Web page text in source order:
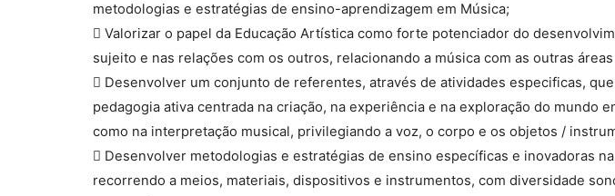
metodologias e estratégias de ensino-aprendizagem em Música;
 Valorizar o papel da Educação Artística como forte potenciador do
sujeito e nas relações com os outros, relacionando a música com as outras
 Desenvolver um conjunto de referentes, através de atividades especificas,
pedagogia ativa centrada na criação, na experiência e na exploração do mundo
como na interpretação musical, privilegiando a voz, o corpo e os objetos /
 Desenvolver metodologias e estratégias de ensino específicas e inovadoras
recorrendo a meios, materiais, dispositivos e instrumentos, com diversidade